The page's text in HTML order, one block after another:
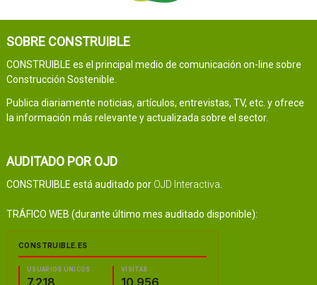
SOBRE CONSTRUIBLE
CONSTRUIBLE es el principal medio de comunicación on-line sobre
Construcción Sostenible.
Publica diariamente noticias, artículos, entrevistas, TV, etc. y ofrece
la información más relevante y actualizada sobre el sector.
AUDITADO POR OJD
CONSTRUIBLE está auditado por OJD Interactiva
TRÁFICO WEB (durante último mes auditado disponible):